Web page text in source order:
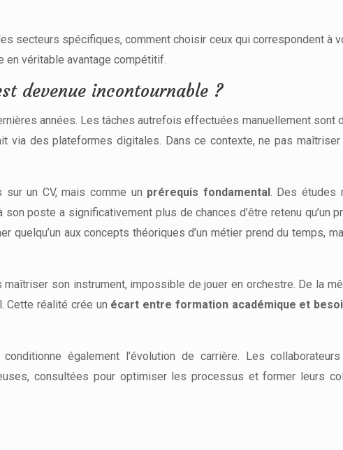
secteurs spécifiques, comment choisir ceux qui correspondent
véritable avantage compétitif.
devenue incontournable ?
années. Les tâches autrefois effectuées manuellement sont
via des plateformes digitales. Dans ce contexte, ne pas
un CV, mais comme un prérequis fondamental . Des études
poste a significativement plus de chances d’être retenu qu’un
aux concepts théoriques d’un métier prend du temps,
son instrument, impossible de jouer en orchestre. De la
Cette réalité crée un écart entre formation académique et
également l’évolution de carrière. Les
consultées pour optimiser les processus et former leurs